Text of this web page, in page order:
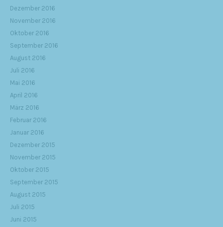
Dezember 2016
November 2016
Oktober 2016
September 2016
August 2016
Juli 2016
Mai 2016
April 2016
März 2016
Februar 2016
Januar 2016
Dezember 2015
November 2015
Oktober 2015
September 2015
August 2015
Juli 2015
Juni 2015